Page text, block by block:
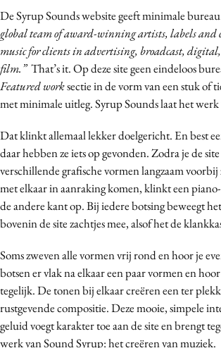
De Syrup Sounds website geeft minimale
global team of award-winning artists, labels and
music for clients in advertising, broadcast,
film.”That’s it. Op deze site geen eindeloos
Featured worksectie in de vorm van een stuk of
met minimale uitleg. Syrup Sounds laat het
Dat klinkt allemaal lekker doelgericht. En best
daar hebben ze iets op gevonden. Zodra je de
verschillende grafische vormen langzaam voorbij
met elkaar in aanraking komen, klinkt een piano-
de andere kant op. Bij iedere botsing beweegt
bovenin de site zachtjes mee, alsof het de
Soms zweven alle vormen vrij rond en hoor je
botsen er vlak na elkaar een paar vormen en
tegelijk. De tonen bij elkaar creëren een ter
rustgevende compositie. Deze mooie, simpele
geluid voegt karakter toe aan de site en brengt
werk van Sound Syrup: het creëren van muziek.